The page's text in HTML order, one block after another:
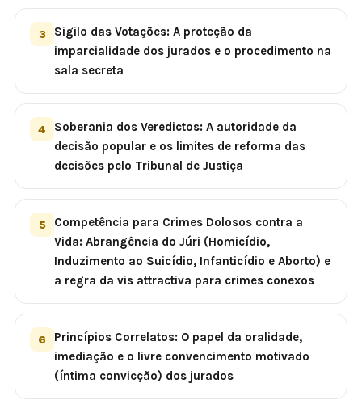
3
Sigilo das Votações: A proteção da
imparcialidade dos jurados e o procedimento na
sala secreta
4
Soberania dos Veredictos: A autoridade da
decisão popular e os limites de reforma das
decisões pelo Tribunal de Justiça
5
Competência para Crimes Dolosos contra a
Vida: Abrangência do Júri (Homicídio,
Induzimento ao Suicídio, Infanticídio e Aborto) e
a regra da vis attractiva para crimes conexos
6
Princípios Correlatos: O papel da oralidade,
imediação e o livre convencimento motivado
(íntima convicção) dos jurados